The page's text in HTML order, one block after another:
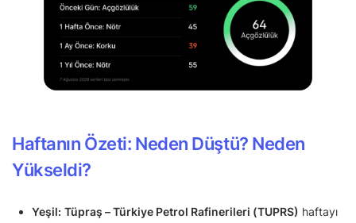
Haftanın Özeti: Neden Düştü? Neden
Yükseldi?
Yeşil: Tüpraş – Türkiye Petrol Rafinerileri (TUPRS) haftayı